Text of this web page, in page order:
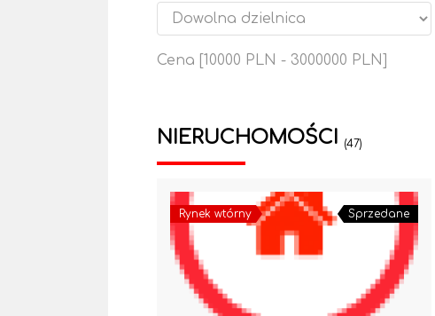
Cena [ 10000 PLN - 3000000 PLN
NIERUCHOMOŚCI (47)
Rynek wtórny Sprzedane